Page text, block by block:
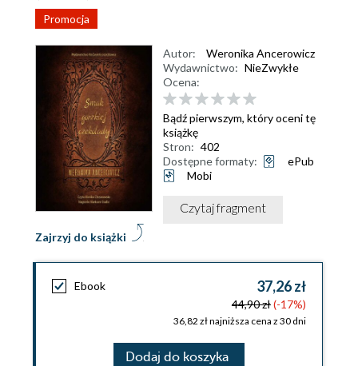
Promocja
Zajrzyj do książki
Autor:
Weronika Ancerowicz
Wydawnictwo: NieZwykłe
Ocena:
Bądź pierwszym, który oceni tę
książkę
Stron: 402
Dostępne formaty:
ePub
Mobi
Czytaj fragment
Ebook 37,26 zł
44,90 zł(-17%)
36,82 zł najniższa cena z 30 dni
Dodaj do koszyka